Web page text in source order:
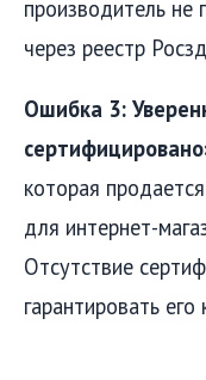
производитель не
через реестр
Ошибка 3:
которая
для интернет-
Отсутствие
гарантировать